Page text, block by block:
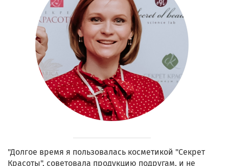
"Долгое время я пользовалась косметикой "Секрет
Красоты", советовала продукцию подругам, и не